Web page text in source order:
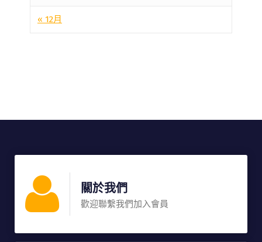
« 12月
關於我們
歡迎聯繫我們加入會員